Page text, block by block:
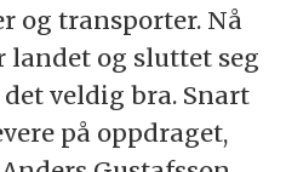
og transporter. Nå
landet og sluttet seg
veldig bra. Snart
på oppdraget,